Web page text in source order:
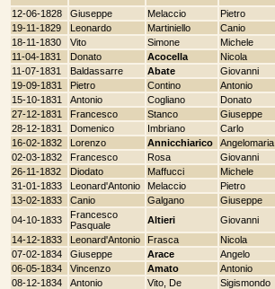
12-06-1828
Giuseppe Melaccio Pietro
19-11-1829
Leonardo Martiniello Canio
18-11-1830
Vito Simone Michele
11-04-1831
Donato Acocella Nicola
11-07-1831
Baldassarre Abate Giovanni
19-09-1831
Pietro Contino Antonio
15-10-1831
Antonio Cogliano Donato
27-12-1831
Francesco Stanco Giuseppe
28-12-1831
Domenico Imbriano Carlo
16-02-1832
Lorenzo Annicchiarico Angelomaria
02-03-1832
Francesco Rosa Giovanni
26-11-1832
Diodato Maffucci Michele
31-01-1833
Leonard'Antonio Melaccio Pietro
13-02-1833
Canio Galgano Giuseppe
04-10-1833
Francesco
Pasquale
Altieri Giovanni
14-12-1833
Leonard'Antonio Frasca Nicola
07-02-1834
Giuseppe Arace Angelo
06-05-1834
Vincenzo Amato Antonio
08-12-1834
Antonio Vito, De Sigismondo